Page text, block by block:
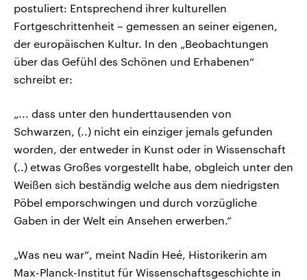
postuliert: Entsprechend ihrer kulturellen
Fortgeschrittenheit – gemessen an seiner eigenen,
der europäischen Kultur. In den „Beobachtungen
über das Gefühl des Schönen und Erhabenen“
schreibt er:
„... dass unter den hunderttausenden von
Schwarzen, (..) nicht ein einziger jemals gefunden
worden, der entweder in Kunst oder in Wissenschaft
(..) etwas Großes vorgestellt habe, obgleich unter den
Weißen sich beständig welche aus dem niedrigsten
Pöbel emporschwingen und durch vorzügliche
Gaben in der Welt ein Ansehen erwerben.“
„Was neu war“, meint Nadin Heé, Historikerin am
Max-Planck-Institut für Wissenschaftsgeschichte in